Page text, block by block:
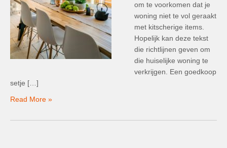
om te voorkomen dat je
woning niet te vol geraakt
met kitscherige items.
Hopelijk kan deze tekst
die richtlijnen geven om
die huiselijke woning te
verkrijgen. Een goedkoop
setje […]
Read More »